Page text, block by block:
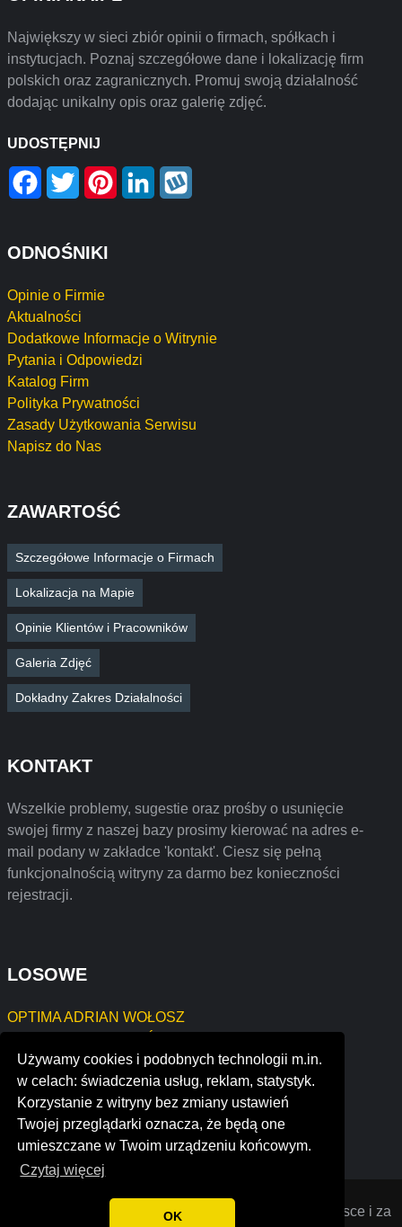
Używamy cookies i podobnych technologii m.in.
w celach: świadczenia usług, reklam, statystyk.
Korzystanie z witryny bez zmiany ustawień
Twojej przeglądarki oznacza, że będą one
umieszczane w Twoim urządzeniu końcowym.
Czytaj więcej
OK
Największy w sieci zbiór opinii o firmach, spółkach i
instytucjach. Poznaj szczegółowe dane i lokalizację firm
polskich oraz zagranicznych. Promuj swoją działalność
dodając unikalny opis oraz galerię zdjęć.
UDOSTĘPNIJ
Facebook
Twitter PinterestLinkedIn
ODNOŚNIKI
Opinie o Firmie
Aktualności
Dodatkowe Informacje o Witrynie
Pytania i Odpowiedzi
Katalog Firm
Polityka Prywatności
Zasady Użytkowania Serwisu
Napisz do Nas
ZAWARTOŚĆ
Szczegółowe Informacje o Firmach
Lokalizacja na Mapie
Opinie Klientów i Pracowników
Galeria Zdjęć
Dokładny Zakres Działalności
KONTAKT
Wszelkie problemy, sugestie oraz prośby o usunięcie
swojej firmy z naszej bazy prosimy kierować na adres e-
mail podany w zakładce 'kontakt'. Ciesz się pełną
funkcjonalnością witryny za darmo bez konieczności
rejestracji.
LOSOWE
OPTIMA ADRIAN WOŁOSZ
GRZEGORZ TOMASZEWSKI STOLARSTWO
Softwork Studio, Łukasz Budek
H.E.J.A. Jacek Kisielewski
s t express
© 2022 Opinie o firmach założonych w Polsce i za